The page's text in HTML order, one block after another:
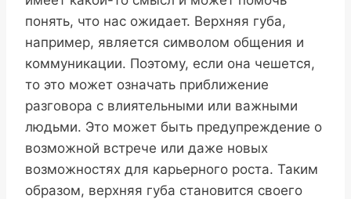
понять, что нас ожидает. Верхняя губа,
например, является символом общения и
коммуникации. Поэтому, если она чешется,
то это может означать приближение
разговора с влиятельными или важными
людьми. Это может быть предупреждение о
возможной встрече или даже новых
возможностях для карьерного роста. Таким
образом, верхняя губа становится своего